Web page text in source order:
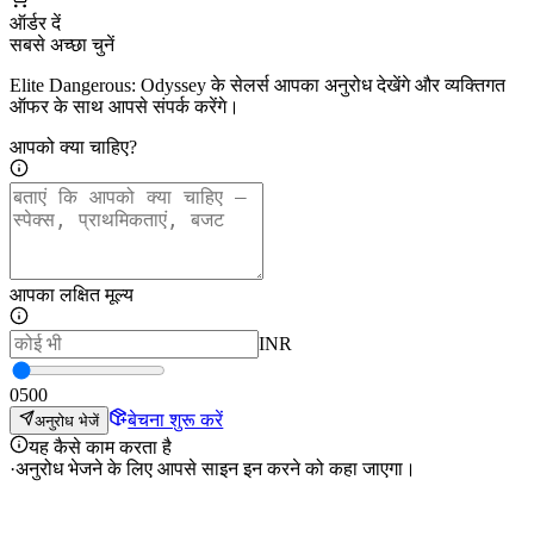
ऑर्डर दें
सबसे अच्छा चुनें
Elite Dangerous: Odyssey के सेलर्स आपका अनुरोध देखेंगे और व्यक्तिगत
ऑफर के साथ आपसे संपर्क करेंगे।
आपको क्या चाहिए?
आपका लक्षित मूल्य
INR
0500
अनुरोध भेजें
बेचना शुरू करें
यह कैसे काम करता है
·अनुरोध भेजने के लिए आपसे साइन इन करने को कहा जाएगा।